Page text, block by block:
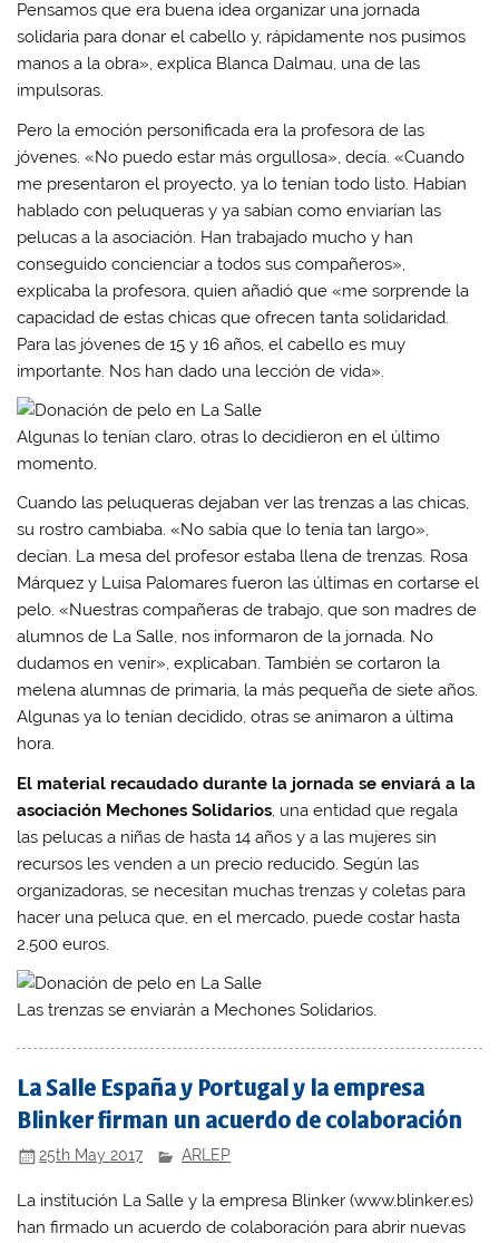
Pensamos que era buena idea organizar una jornada
solidaria para donar el cabello y, rápidamente nos pusimos
manos a la obra», explica Blanca Dalmau, una de las
impulsoras.
Pero la emoción personificada era la profesora de las
jóvenes. «No puedo estar más orgullosa», decía. «Cuando
me presentaron el proyecto, ya lo tenían todo listo. Habían
hablado con peluqueras y ya sabían como enviarían las
pelucas a la asociación. Han trabajado mucho y han
conseguido concienciar a todos sus compañeros»,
explicaba la profesora, quien añadió que «me sorprende la
capacidad de estas chicas que ofrecen tanta solidaridad.
Para las jóvenes de 15 y 16 años, el cabello es muy
importante. Nos han dado una lección de vida».
Algunas lo tenían claro, otras lo decidieron en el último
momento.
Cuando las peluqueras dejaban ver las trenzas a las chicas,
su rostro cambiaba. «No sabía que lo tenía tan largo»,
decían. La mesa del profesor estaba llena de trenzas. Rosa
Márquez y Luisa Palomares fueron las últimas en cortarse el
pelo. «Nuestras compañeras de trabajo, que son madres de
alumnos de La Salle, nos informaron de la jornada. No
dudamos en venir», explicaban. También se cortaron la
melena alumnas de primaria, la más pequeña de siete años.
Algunas ya lo tenían decidido, otras se animaron a última
hora.
El material recaudado durante la jornada se enviará a la
asociación Mechones Solidarios, una entidad que regala
las pelucas a niñas de hasta 14 años y a las mujeres sin
recursos les venden a un precio reducido. Según las
organizadoras, se necesitan muchas trenzas y coletas para
hacer una peluca que, en el mercado, puede costar hasta
2.500 euros.
Las trenzas se enviarán a Mechones Solidarios.
La Salle España y Portugal y la empresa
Blinker firman un acuerdo de colaboración
25th May 2017 ARLEP
La institución La Salle y la empresa Blinker (www.blinker.es)
han firmado un acuerdo de colaboración para abrir nuevas